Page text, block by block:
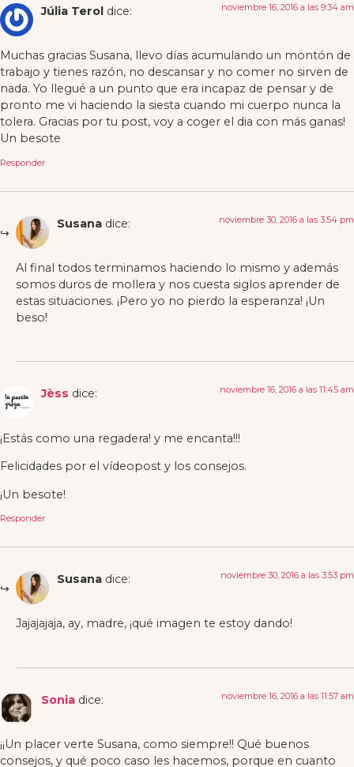
Júlia Terol dice: noviembre 16, 2016 a las 9:34 am
Muchas gracias Susana, llevo días acumulando un montón de
trabajo y tienes razón, no descansar y no comer no sirven de
nada. Yo llegué a un punto que era incapaz de pensar y de
pronto me vi haciendo la siesta cuando mi cuerpo nunca la
tolera. Gracias por tu post, voy a coger el dia con más ganas!
Un besote
Responder
Susana dice: noviembre 30, 2016 a las 3:54 pm
Al final todos terminamos haciendo lo mismo y además
somos duros de mollera y nos cuesta siglos aprender de
estas situaciones. ¡Pero yo no pierdo la esperanza! ¡Un
beso!
Jèss dice: noviembre 16, 2016 a las 11:45 am
¡Estás como una regadera! y me encanta!!!
Felicidades por el vídeopost y los consejos.
¡Un besote!
Responder
Susana dice: noviembre 30, 2016 a las 3:53 pm
Jajajajaja, ay, madre, ¡qué imagen te estoy dando!
Sonia dice: noviembre 16, 2016 a las 11:57 am
¡¡Un placer verte Susana, como siempre!! Qué buenos
consejos, y qué poco caso les hacemos, porque en cuanto